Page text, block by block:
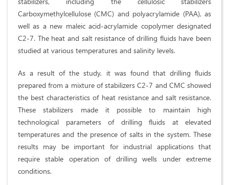
Carboxymethylcellulose (CMC) and polyacrylamide (PAA), as
well as a new maleic acid-acrylamide copolymer designated
C2-7. The heat and salt resistance of drilling fluids have been
studied at various temperatures and salinity levels.
As a result of the study, it was found that drilling fluids
prepared from a mixture of stabilizers C2-7 and CMC showed
the best characteristics of heat resistance and salt resistance.
These stabilizers made it possible to maintain high
technological parameters of drilling fluids at elevated
temperatures and the presence of salts in the system. These
results may be important for industrial applications that
require stable operation of drilling wells under extreme
conditions.